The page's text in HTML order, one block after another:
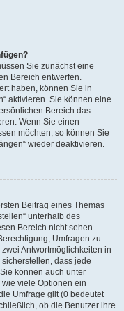
Sie zunächst eine
Bereich entwerfen.
haben, können Sie in
aktivieren. Sie können eine
Bereich das
Wenn Sie einen
möchten, so können Sie
wieder deaktivieren.
Beitrag eines Themas
unterhalb des
Bereich nicht sehen
Umfragen zu
Antwortmöglichkeiten in
dass jede
können auch unter
viele Optionen ein
Umfrage gilt (0 bedeutet
ob die Benutzer ihre